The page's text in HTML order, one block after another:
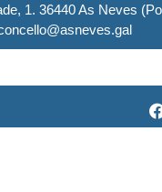
1. 36440 As Neves